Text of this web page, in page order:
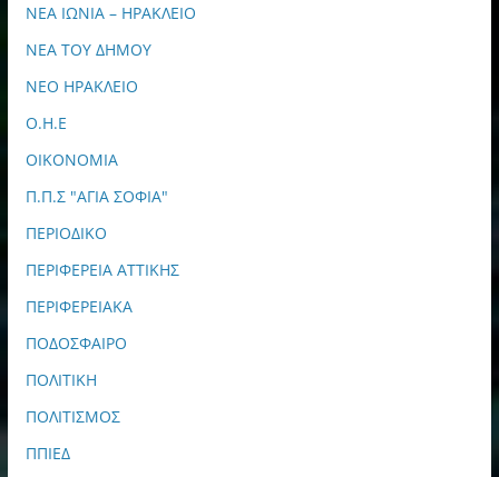
ΝΕΑ ΙΩΝΙΑ – ΗΡΑΚΛΕΙΟ
ΝΕΑ ΤΟΥ ΔΗΜΟΥ
ΝΕΟ ΗΡΑΚΛΕΙΟ
Ο.Η.Ε
ΟΙΚΟΝΟΜΙΑ
Π.Π.Σ "ΑΓΙΑ ΣΟΦΙΑ"
ΠΕΡΙΟΔΙΚΟ
ΠΕΡΙΦΕΡΕΙΑ ΑΤΤΙΚΗΣ
ΠΕΡΙΦΕΡΕΙΑΚΑ
ΠΟΔΟΣΦΑΙΡΟ
ΠΟΛΙΤΙΚΗ
ΠΟΛΙΤΙΣΜΟΣ
ΠΠΙΕΔ